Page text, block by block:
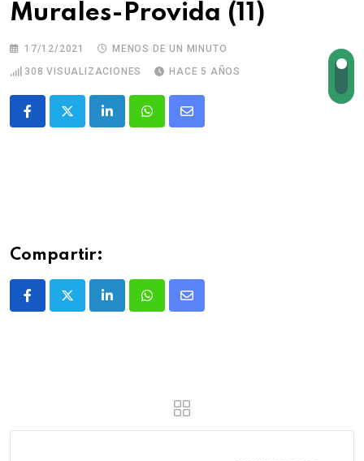
Murales-Provida (11)
17/12/2021
MENOS DE UN MINUTO
308 VISUALIZACIONES HACE 5 AÑOS
Compartir: